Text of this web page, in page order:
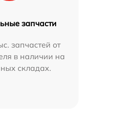
запчасти
запчастей от
в наличии на
складах.